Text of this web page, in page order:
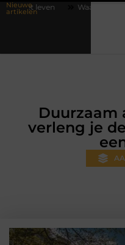
Nieuwe
artikelen
Waarom online vlees bestellen
Duurzaam
verleng je